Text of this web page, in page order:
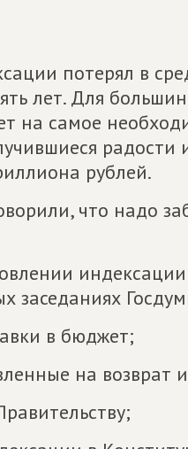
потерял в
лет. Для
на самое
радости
рублей.
что надо
заседаниях
в бюджет;
на возврат